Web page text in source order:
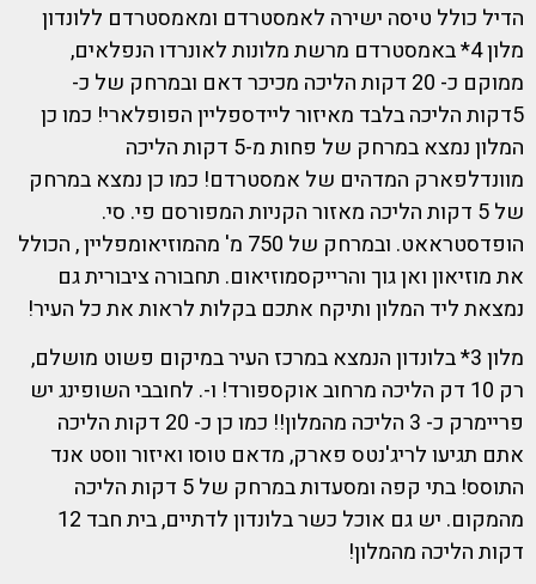
הדיל כולל טיסה ישירה לאמסטרדם ומאמסטרדם ללונדון
מלון 4* באמסטרדם מרשת מלונות לאונרדו הנפלאים,
ממוקם כ- 20 דקות הליכה מכיכר דאם ובמרחק של כ-
5דקות הליכה בלבד מאיזור ליידספליין הפופלארי! כמו כן
המלון נמצא במרחק של פחות מ-5 דקות הליכה
מוונדלפארק המדהים של אמסטרדם! כמו כן נמצא במרחק
של 5 דקות הליכה מאזור הקניות המפורסם פי. סי.
הופדסטראאט. ובמרחק של 750 מ' מהמוזיאומפליין , הכולל
את מוזיאון ואן גוך והרייקסמוזיאום. תחבורה ציבורית גם
נמצאת ליד המלון ותיקח אתכם בקלות לראות את כל העיר!
מלון 3* בלונדון הנמצא במרכז העיר במיקום פשוט מושלם,
רק 10 דק הליכה מרחוב אוקספורד! ו-. לחובבי השופינג יש
פריימרק כ- 3 הליכה מהמלון!! כמו כן כ- 20 דקות הליכה
אתם תגיעו לריג'נטס פארק, מדאם טוסו ואיזור ווסט אנד
התוסס! בתי קפה ומסעדות במרחק של 5 דקות הליכה
מהמקום. יש גם אוכל כשר בלונדון לדתיים, בית חבד 12
דקות הליכה מהמלון!